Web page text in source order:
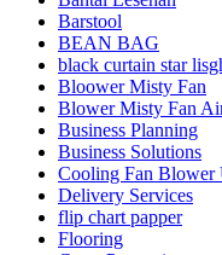
Barstool
BEAN BAG
black curtain star
Bloower Misty Fan
Blower Misty Fan
Business Planning
Business Solutions
Cooling Fan Blower
Delivery Services
flip chart papper
Flooring